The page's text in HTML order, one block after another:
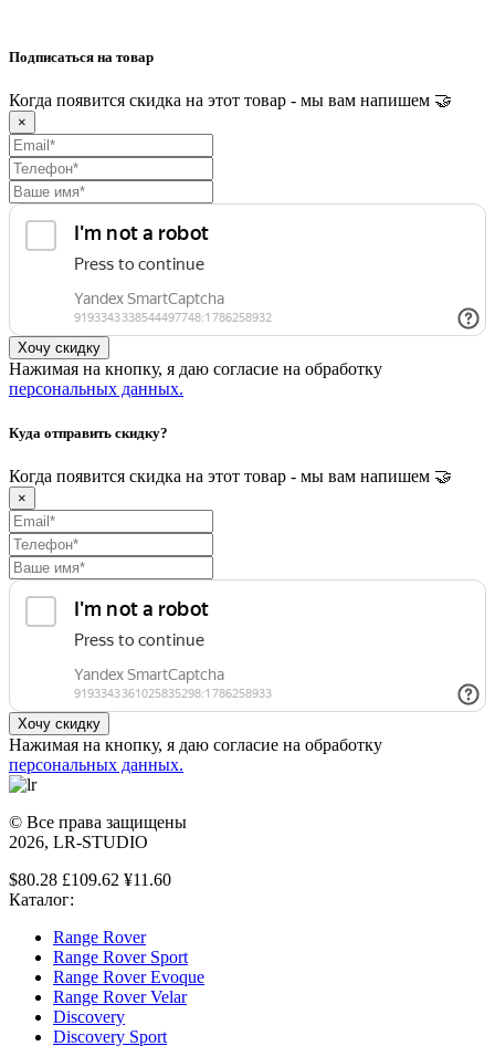
Подписаться на товар
Когда появится скидка на этот товар - мы вам напишем 🤝
×
Нажимая на кнопку, я даю согласие на обработку
персональных данных.
Куда отправить скидку?
Когда появится скидка на этот товар - мы вам напишем 🤝
×
Нажимая на кнопку, я даю согласие на обработку
персональных данных.
© Все права защищены
2026, LR-STUDIO
$80.28 £109.62 ¥11.60
Каталог:
Range Rover
Range Rover Sport
Range Rover Evoque
Range Rover Velar
Discovery
Discovery Sport